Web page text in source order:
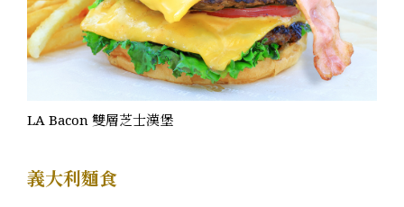
LA Bacon 雙層芝士漢堡
義大利麵食